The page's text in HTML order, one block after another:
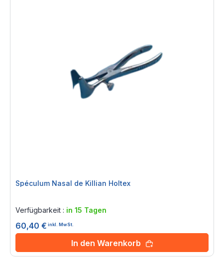
Spéculum Nasal de Killian Holtex
Verfügbarkeit : in 15 Tagen
60,40 € inkl. MwSt.
In den Warenkorb